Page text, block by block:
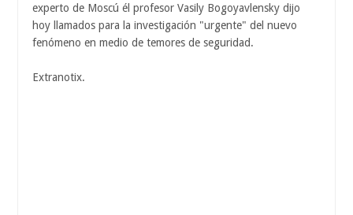
experto de Moscú él profesor Vasily Bogoyavlensky dijo
hoy llamados para la investigación "urgente" del nuevo
fenómeno en medio de temores de seguridad.
Extranotix.